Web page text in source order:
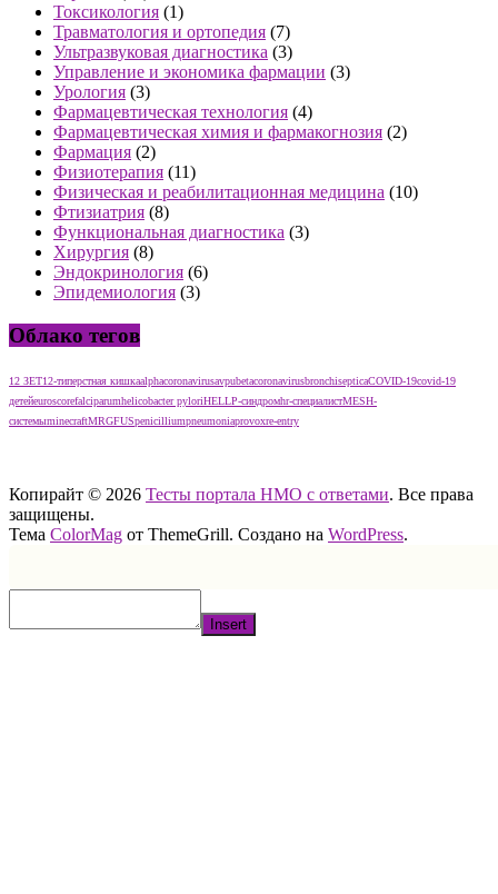
Токсикология (1)
Травматология и ортопедия (7)
Ультразвуковая диагностика (3)
Управление и экономика фармации (3)
Урология (3)
Фармацевтическая технология (4)
Фармацевтическая химия и фармакогнозия (2)
Фармация (2)
Физиотерапия (11)
Физическая и реабилитационная медицина (10)
Фтизиатрия (8)
Функциональная диагностика (3)
Хирургия (8)
Эндокринология (6)
Эпидемиология (3)
Облако тегов
12 ЗЕТ12-типерстная кишкаalphacoronavirusavpubetacoronavirusbronchisepticaCOVID-19covid-19
детейeuroscorefalciparumhelicobacter pyloriHELLP-синдромhr-специалистMESH-
системыminecraftMRGFUSpenicilliumpneumoniaprovoxre-entry
Копирайт © 2026 Тесты портала НМО с ответами. Все права
защищены.
Тема ColorMag от ThemeGrill. Создано на WordPress.
Insert